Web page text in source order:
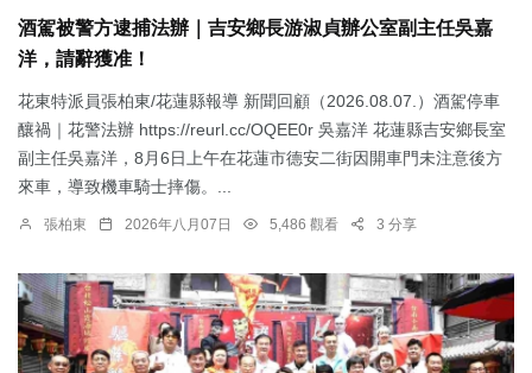
酒駕被警方逮捕法辦｜吉安鄉長游淑貞辦公室副主任吳嘉
洋，請辭獲准！
花東特派員張柏東/花蓮縣報導 新聞回顧（2026.08.07.）酒駕停車
釀禍｜花警法辦 https://reurl.cc/OQEE0r 吳嘉洋 花蓮縣吉安鄉長室
副主任吳嘉洋，8月6日上午在花蓮市德安二街因開車門未注意後方
來車，導致機車騎士摔傷。...
張柏東 2026年八月07日 5,486 觀看 3 分享